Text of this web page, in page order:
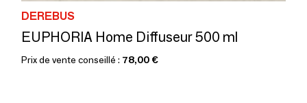
DEREBUS
EUPHORIA Home Diffuseur 500 ml
Prix de vente conseillé : 78,00 €